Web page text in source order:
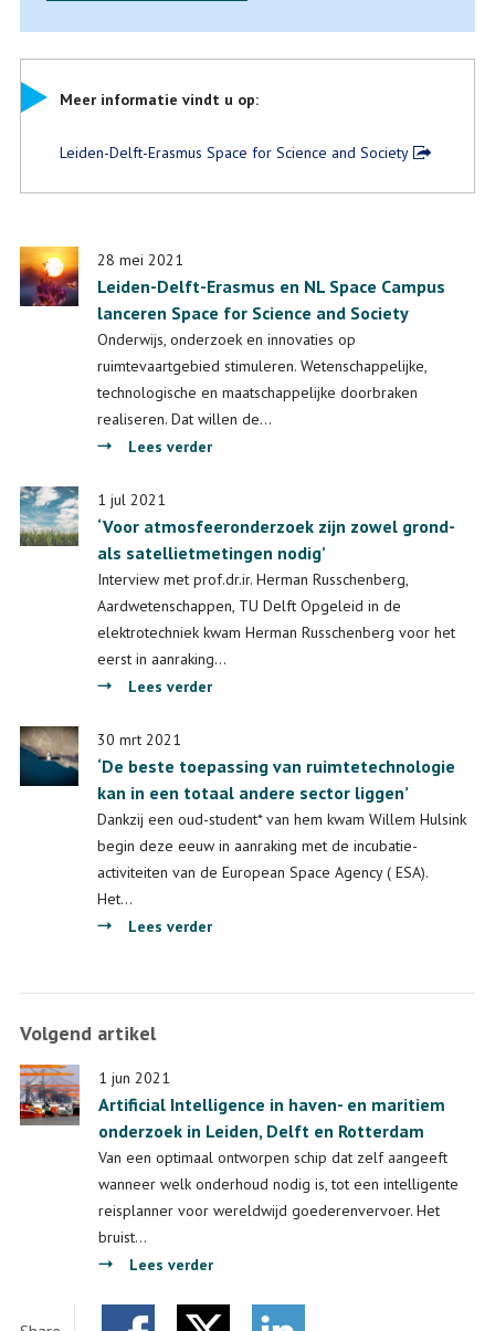
Meer informatie vindt u op:
Leiden-Delft-Erasmus Space for Science and Society
28 mei 2021
Leiden-Delft-Erasmus en NL Space Campus
lanceren Space for Science and Society
Onderwijs, onderzoek en innovaties op
ruimtevaartgebied stimuleren. Wetenschappelijke,
technologische en maatschappelijke doorbraken
realiseren. Dat willen de…
Lees verderover
Erasmus
en
NL
Space
Campus
lanceren
Space
and
Society
1 jul 2021
‘Voor atmosfeeronderzoek zijn zowel grond-
als satellietmetingen nodig’
Interview met prof.dr.ir. Herman Russchenberg,
Aardwetenschappen, TU Delft Opgeleid in de
elektrotechniek kwam Herman Russchenberg voor het
eerst in aanraking…
Lees verderover
zijn
zowel
grond-
als
satellietmetingen
30 mrt 2021
‘De beste toepassing van ruimtetechnologie
kan in een totaal andere sector liggen’
Dankzij een oud-student* van hem kwam Willem Hulsink
begin deze eeuw in aanraking met de incubatie-
activiteiten van de European Space Agency ( ESA).
Het…
Lees verderover
in
een
totaal
andere
sector
Volgend artikel
1 jun 2021
Artificial Intelligence in haven- en maritiem
onderzoek in Leiden, Delft en Rotterdam
Van een optimaal ontworpen schip dat zelf aangeeft
wanneer welk onderhoud nodig is, tot een intelligente
reisplanner voor wereldwijd goederenvervoer. Het
bruist…
Lees verder
Intelligence